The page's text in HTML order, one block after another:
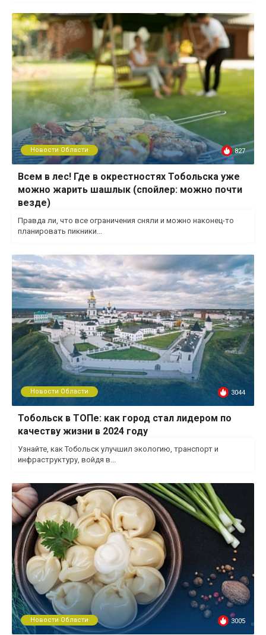
Новости Области 827
Всем в лес! Где в окрестностях Тобольска уже
можно жарить шашлык (спойлер: можно почти
везде)
Правда ли, что все ограничения сняли и можно наконец-то
планировать пикники...
Новости Области 3044
Тобольск в ТОПе: как город стал лидером по
качеству жизни в 2024 году
Узнайте, как Тобольск улучшил экологию, транспорт и
инфраструктуру, войдя в...
Новости Области 3005